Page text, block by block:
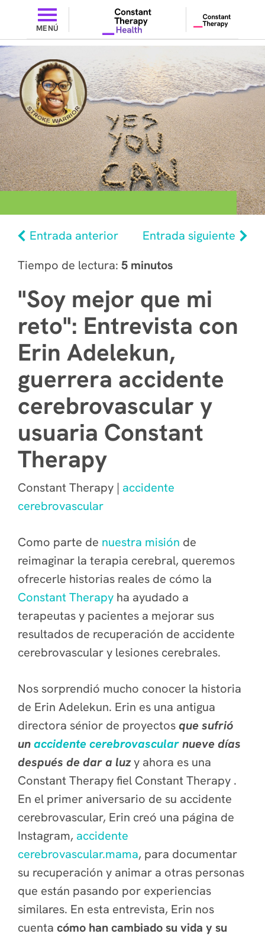
MENÚ
Entrada anterior
Entrada siguiente
Tiempo de lectura: 5 minutos
"Soy mejor que mi
reto": Entrevista con
Erin Adelekun,
guerrera accidente
cerebrovascular y
usuaria Constant
Therapy
Constant Therapy | accidente
cerebrovascular
Como parte de nuestra misión de
reimaginar la terapia cerebral, queremos
ofrecerle historias reales de cómo la
Constant Therapy ha ayudado a
terapeutas y pacientes a mejorar sus
resultados de recuperación de accidente
cerebrovascular y lesiones cerebrales.
Nos sorprendió mucho conocer la historia
de Erin Adelekun. Erin es una antigua
directora sénior de proyectosque sufrió
unaccidente cerebrovascularnueve días
después de dar a luzy ahora es una
Constant Therapy fiel Constant Therapy .
En el primer aniversario de su accidente
cerebrovascular, Erin creó una página de
Instagram, accidente
cerebrovascular.mama, para documentar
su recuperación y animar a otras personas
que están pasando por experiencias
similares. En esta entrevista, Erin nos
cuenta cómo han cambiado su vida y su